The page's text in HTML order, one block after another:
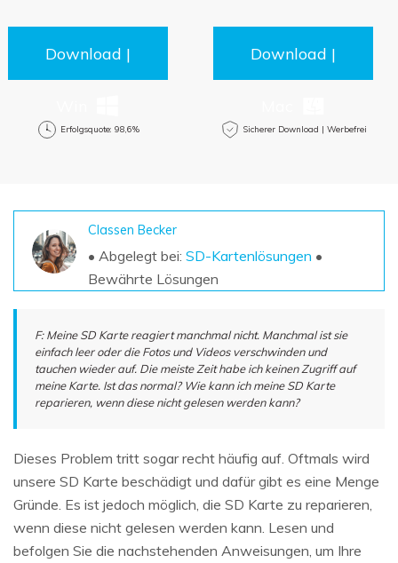
Kostenlos Testen
Verlorene/gel?schte Daten kostenlos
Weitere Produkte
UBackit - Datensicherung
ALLE FUNKTIONEN ENTDECKEN
Download |
Erfolgsquote: 98,6%
Download |
Sicherer Download | Werbefrei
Classen Becker
• Abgelegt bei: SD-Kartenlösungen •
Bewährte Lösungen
F: Meine SD Karte reagiert manchmal nicht. Manchmal ist sie
einfach leer oder die Fotos und Videos verschwinden und
tauchen wieder auf. Die meiste Zeit habe ich keinen Zugriff auf
meine Karte. Ist das normal? Wie kann ich meine SD Karte
reparieren, wenn diese nicht gelesen werden kann?
Dieses Problem tritt sogar recht häufig auf. Oftmals wird
unsere SD Karte beschädigt und dafür gibt es eine Menge
Gründe. Es ist jedoch möglich, die SD Karte zu reparieren,
wenn diese nicht gelesen werden kann. Lesen und
befolgen Sie die nachstehenden Anweisungen, um Ihre